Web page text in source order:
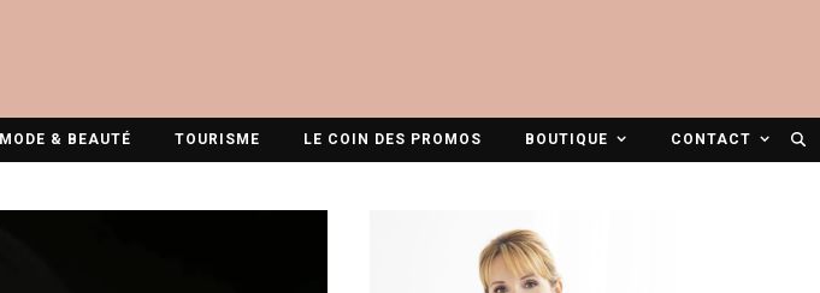
MODE & BEAUTÉ TOURISME LE COIN DES PROMOS BOUTIQUE CONTACT